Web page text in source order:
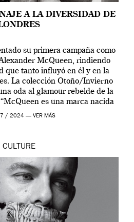
A LA DIVERSIDAD DE
su primera campaña como
McQueen, rindiendo
que tanto influyó en él y en la
La colección Otoño/Invierno
oda al glamour rebelde de la
es una marca nacida
y siempre ha […]
/ 2024 — VER MÁS
CULTURE